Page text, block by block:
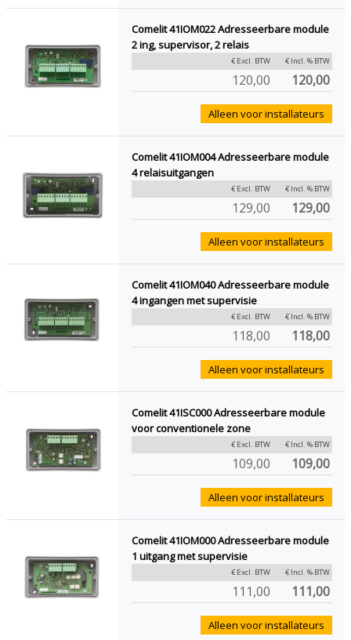
Comelit 41IOM022 Adresseerbare module
2 ing, supervisor, 2 relais
€ Excl. BTW € Incl. % BTW
120,00 120,00
Alleen voor installateurs
Comelit 41IOM004 Adresseerbare module
4 relaisuitgangen
€ Excl. BTW € Incl. % BTW
129,00 129,00
Alleen voor installateurs
Comelit 41IOM040 Adresseerbare module
4 ingangen met supervisie
€ Excl. BTW € Incl. % BTW
118,00 118,00
Alleen voor installateurs
Comelit 41ISC000 Adresseerbare module
voor conventionele zone
€ Excl. BTW € Incl. % BTW
109,00 109,00
Alleen voor installateurs
Comelit 41IOM000 Adresseerbare module
1 uitgang met supervisie
€ Excl. BTW € Incl. % BTW
111,00 111,00
Alleen voor installateurs